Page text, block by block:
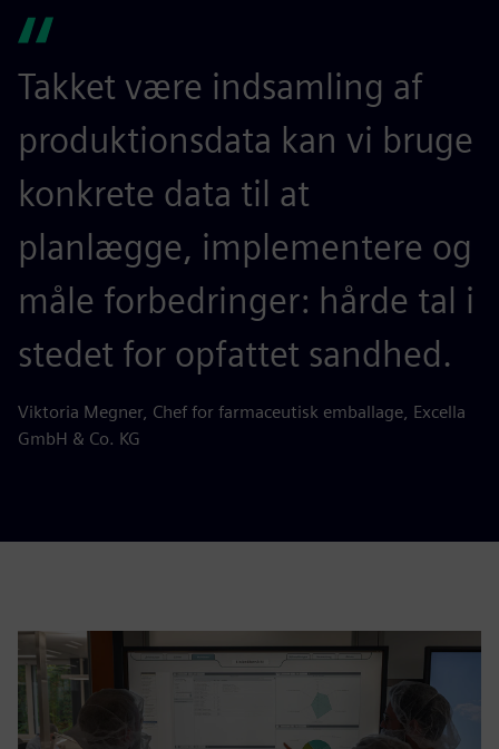
Takket være indsamling af
produktionsdata kan vi bruge
konkrete data til at
planlægge, implementere og
måle forbedringer: hårde tal i
stedet for opfattet sandhed.
Viktoria Megner, Chef for farmaceutisk emballage, Excella
GmbH & Co. KG